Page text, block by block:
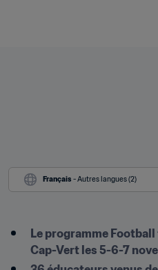
Français - Autres langues (2)
Le programme
Cap-Vert les 5-6-7